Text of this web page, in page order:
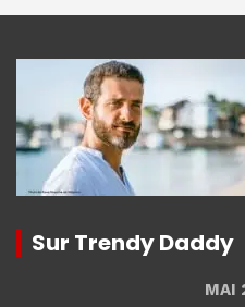
Sur Trendy Daddy
MAI